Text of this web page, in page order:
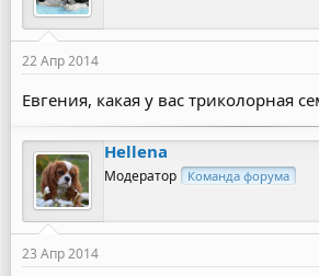
22 Апр 2014
Евгения, какая у вас триколорная
Hellena
Модератор Команда форума
23 Апр 2014